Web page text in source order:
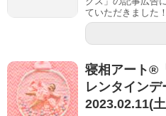
ていただきました
寝相アート®︎
レンタイン
2023.02.11(